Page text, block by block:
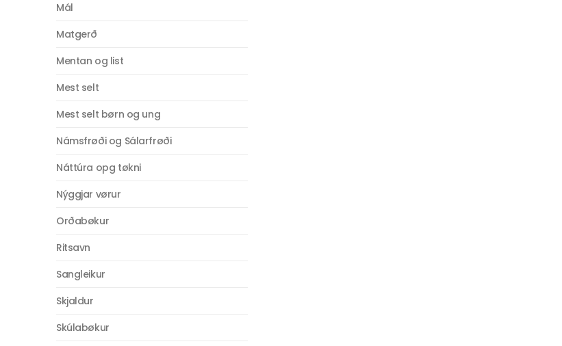
Mál
Matgerð
Mentan og list
Mest selt
Mest selt børn og ung
Námsfrøði og Sálarfrøði
Náttúra opg tøkni
Nýggjar vørur
Orðabøkur
Ritsavn
Sangleikur
Skjaldur
Skúlabøkur